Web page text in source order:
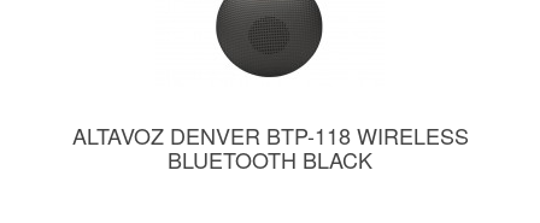
ALTAVOZ DENVER BTP-118 WIRELESS
BLUETOOTH BLACK